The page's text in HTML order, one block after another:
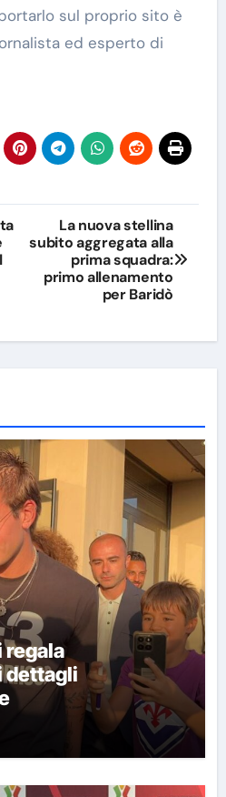
sul proprio sito è
ed esperto di
La nuova stellina
subito aggregata alla
prima squadra:
primo allenamento
per Baridò
regala
dettagli